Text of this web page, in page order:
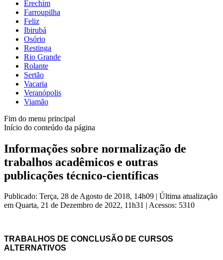
Erechim
Farroupilha
Feliz
Ibirubá
Osório
Restinga
Rio Grande
Rolante
Sertão
Vacaria
Veranópolis
Viamão
Fim do menu principal
Início do conteúdo da página
Informações sobre normalização de
trabalhos acadêmicos e outras
publicações técnico-científicas
Publicado: Terça, 28 de Agosto de 2018, 14h09 | Última atualização
em Quarta, 21 de Dezembro de 2022, 11h31 | Acessos: 5310
TRABALHOS DE CONCLUSÃO DE CURSOS
ALTERNATIVOS